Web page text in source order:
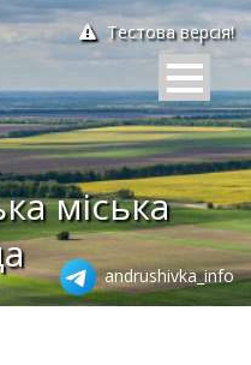
Тестова версія!
міська
andrushivka_info